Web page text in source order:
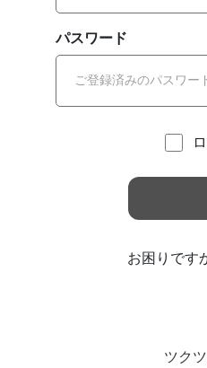
パスワード
お困りです
ツク